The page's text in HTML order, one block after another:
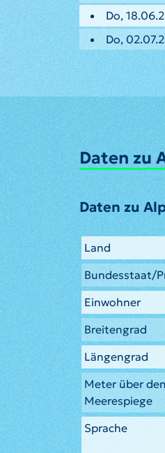
Do,
Do,
Daten zu
Daten zu
Land
Bundesstaat/
Einwohner
Breitengrad
Längengrad
Meter über
Meerespiege
Sprache